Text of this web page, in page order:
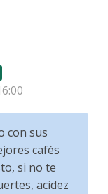
con sus
cafés
si no te
acidez